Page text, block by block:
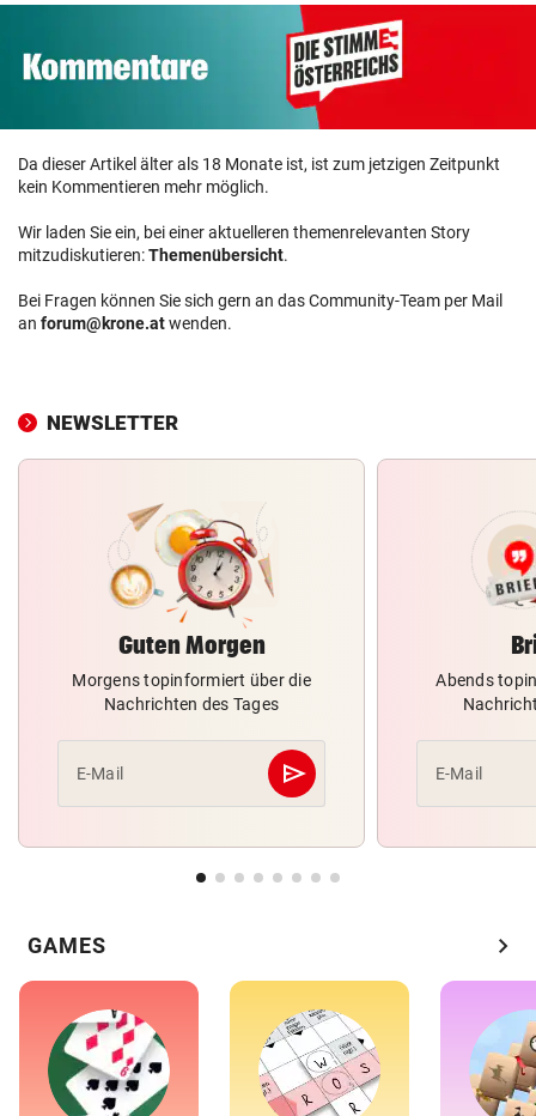
Da dieser Artikel älter als 18 Monate ist, ist zum jetzigen Zeitpunkt
kein Kommentieren mehr möglich.
Wir laden Sie ein, bei einer aktuelleren themenrelevanten Story
mitzudiskutieren:Themenübersicht.
Bei Fragen können Sie sich gern an das Community-Team per Mail
an forum@krone.atwenden.
NEWSLETTER
Guten Morgen
Morgens topinformiert über die
Nachrichten des Tages
E-Mail send
Abschicken
Abends
E-Mail
GAMES chevron_right